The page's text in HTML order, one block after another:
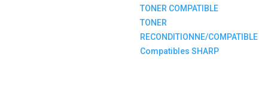
TONER COMPATIBLE
TONER
RECONDITIONNE/COMPATIBLE
Compatibles SHARP